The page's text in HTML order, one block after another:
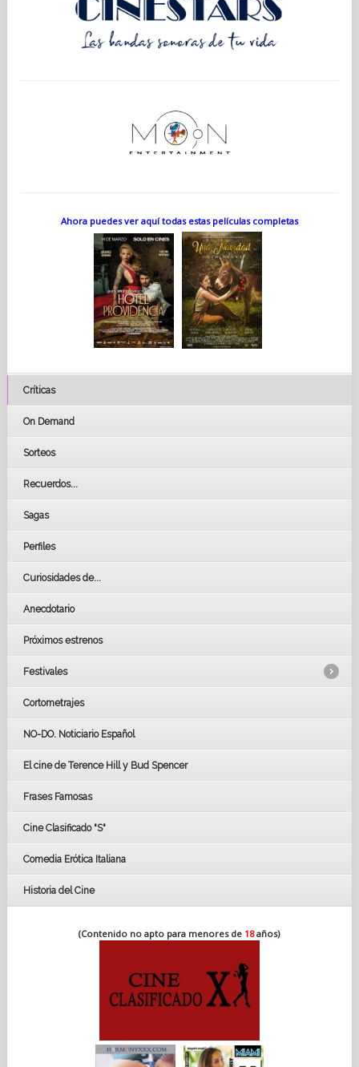
Ahora puedes ver aquí todas estas películas completas
Críticas
On Demand
Sorteos
Recuerdos...
Sagas
Perfiles
Curiosidades de...
Anecdotario
Próximos estrenos
Festivales
LOS OSCARS
GOYAS
BAFTA
Cortometrajes
NO-DO. Noticiario Español
El cine de Terence Hill y Bud Spencer
Frases Famosas
Cine Clasificado "S"
Comedia Erótica Italiana
Historia del Cine
(Contenido no apto para menores de 18años)